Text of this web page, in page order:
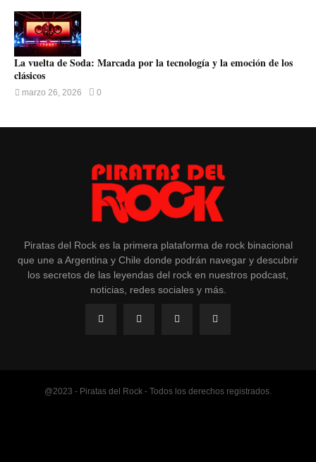
La vuelta de Soda: Marcada por la tecnología y la emoción de los
clásicos
marzo 26, 2026 0
Piratas del Rock es la primera plataforma de rock binacional
que une a Argentina y Chile donde podrán navegar y descubrir
los secretos de las leyendas del rock en nuestros podcast,
noticias, redes sociales y más.
@2023 - Piratas del Rock - Todos los derechos registrados.